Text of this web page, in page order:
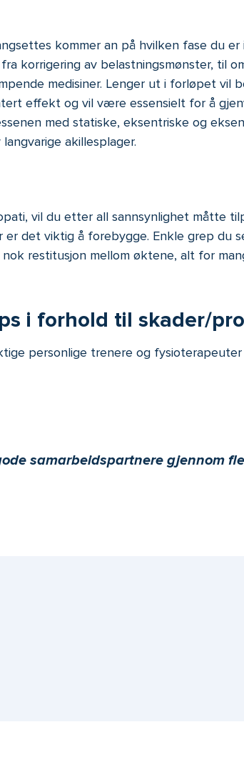
kommer an på hvilken fase du
korrigering av belastningsmønster, til
medisiner. Lenger ut i forløpet
effekt og vil være essensielt for å
med statiske, eksentriske og
akillesplager.
vil du etter all sannsynlighet måtte
det viktig å forebygge. Enkle grep du
restitusjon mellom øktene, alt for
i forhold til skader/
personlige trenere og
samarbeidspartnere gjennom